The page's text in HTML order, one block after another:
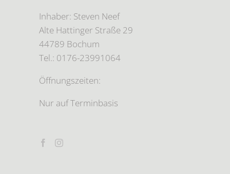
Inhaber: Steven Neef
Alte Hattinger Straße 29
44789 Bochum
Tel.: 0176-23991064
Öffnungszeiten:
Nur auf Terminbasis